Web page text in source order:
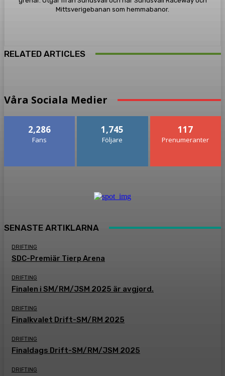
Mittsverigebanan som hemmabanor.
RELATED ARTICLES
Våra Sociala Medier
2,286
Fans
1,745
Följare
117
Prenumeranter
SENASTE ARTIKLARNA
DRIFTING
SDC-Premiär Tierp Arena
DRIFTING
Finalen i SM/RM/JSM 2025 är avgjord.
DRIFTING
Finalkvalet Drift-SM/RM 2025
DRIFTING
Finaldags Drift-SM/RM/JSM 2025
DRIFTING